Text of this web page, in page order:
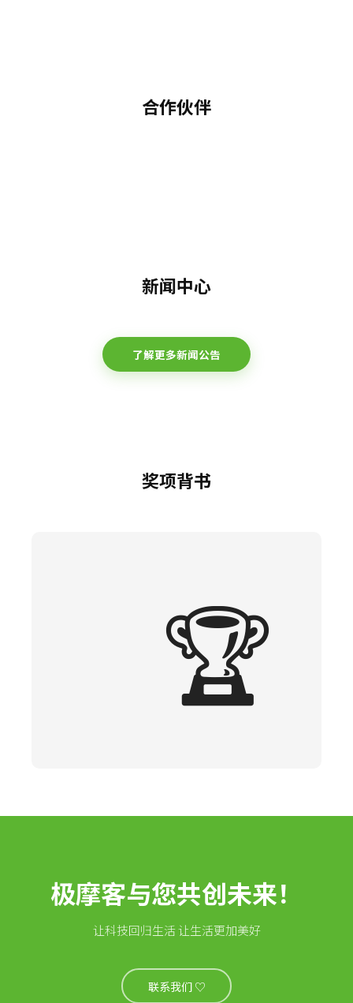
合作伙伴
新闻中心
了解更多新闻公告
奖项背书
🏆
极摩客与您共创未来！
让科技回归生活 让生活更加美好
联系我们 ♡